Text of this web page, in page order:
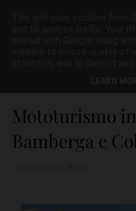
Mototurismo
Bamberga e